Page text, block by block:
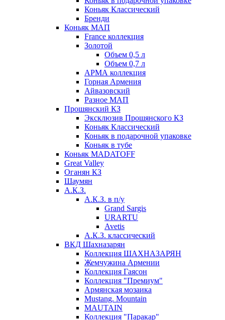
Коньяк Классический
Бренди
Коньяк МАП
France коллекция
Золотой
Объем 0,5 л
Объем 0,7 л
АРМА коллекция
Горная Армения
Айвазовский
Разное МАП
Прошянский КЗ
Эксклюзив Прошянского КЗ
Коньяк Классический
Коньяк в подарочной упаковке
Коньяк в тубе
Коньяк MADATOFF
Great Valley
Оганян КЗ
Шаумян
А.К.З.
А.К.З. в п/у
Grand Sargis
URARTU
Avetis
А.К.З. классический
ВКД Шахназарян
Коллекция ШАХНАЗАРЯН
Жемчужина Армении
Коллекция Гаясон
Коллекция "Премиум"
Армянская мозаика
Mustang. Mountain
MAUTAIN
Коллекция "Паракар"